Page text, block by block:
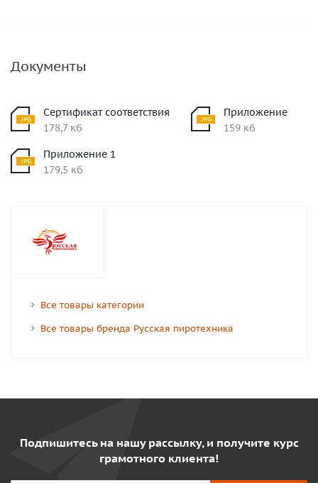
Документы
Сертификат соответствия
178,7 кб
Приложение
159 кб
Приложение 1
179,5 кб
Все товары категории
Все товары бренда Русская пиротехника
Подпишитесь на нашу рассылку, и получите курс
грамотного клиента!